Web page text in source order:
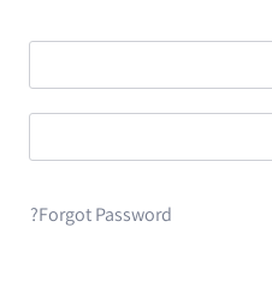
Forgot Password?